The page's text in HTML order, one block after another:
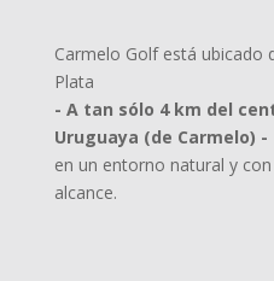
Carmelo Golf está ubicado
Plata
- A tan sólo 4 km del
Uruguaya (de Carmelo) -
en un entorno natural y
alcance.